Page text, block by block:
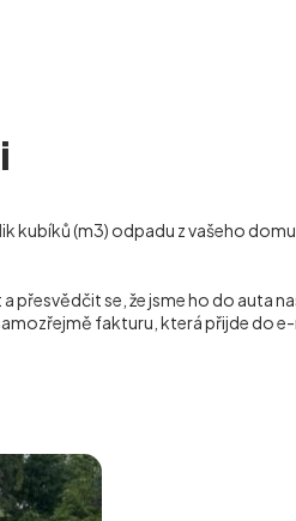
kubíků (m3) odpadu z vašeho
se, že jsme ho do auta
fakturu, která přijde do e-